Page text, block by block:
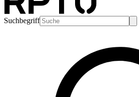
Suchbegriff